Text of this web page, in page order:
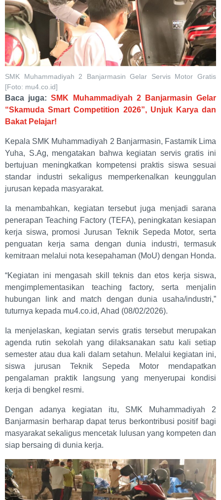
SMK Muhammadiyah 2 Banjarmasin Gelar Servis Motor Gratis
[Foto: mu4.co.id]
Baca juga:SMK Muhammadiyah 2 Banjarmasin Gelar
“Skamuda Smart Competition 2026”, Unjuk Karya dan
Bakat Pelajar!
Kepala SMK Muhammadiyah 2 Banjarmasin, Fastamik Lima
Yuha, S.Ag, mengatakan bahwa kegiatan servis gratis ini
bertujuan meningkatkan kompetensi praktis siswa sesuai
standar industri sekaligus memperkenalkan keunggulan
jurusan kepada masyarakat.
Ia menambahkan, kegiatan tersebut juga menjadi sarana
penerapan Teaching Factory (TEFA), peningkatan kesiapan
kerja siswa, promosi Jurusan Teknik Sepeda Motor, serta
penguatan kerja sama dengan dunia industri, termasuk
kemitraan melalui nota kesepahaman (MoU) dengan Honda.
“Kegiatan ini mengasah skill teknis dan etos kerja siswa,
mengimplementasikan teaching factory, serta menjalin
hubungan link and match dengan dunia usaha/industri,”
tuturnya kepada mu4.co.id, Ahad (08/02/2026).
Ia menjelaskan, kegiatan servis gratis tersebut merupakan
agenda rutin sekolah yang dilaksanakan satu kali setiap
semester atau dua kali dalam setahun. Melalui kegiatan ini,
siswa jurusan Teknik Sepeda Motor mendapatkan
pengalaman praktik langsung yang menyerupai kondisi
kerja di bengkel resmi.
Dengan adanya kegiatan itu, SMK Muhammadiyah 2
Banjarmasin berharap dapat terus berkontribusi positif bagi
masyarakat sekaligus mencetak lulusan yang kompeten dan
siap bersaing di dunia kerja.